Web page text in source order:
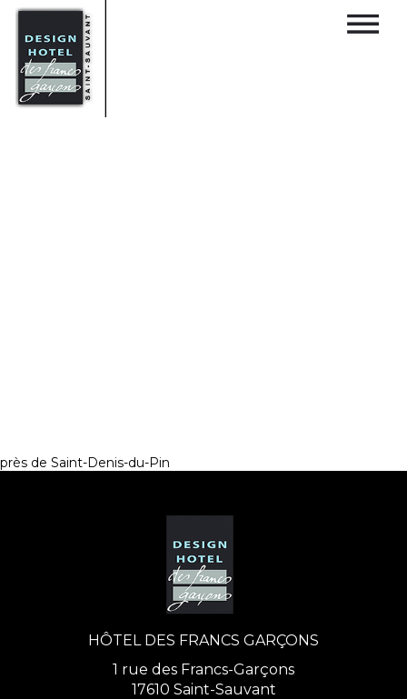
près de Saint-Denis-du-Pin
HÔTEL DES FRANCS GARÇONS
1 rue des Francs-Garçons
17610 Saint-Sauvant